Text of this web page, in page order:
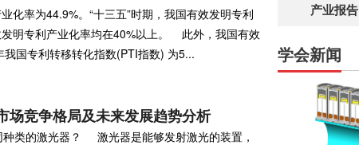
产业报告
学会新闻
化率为44.9%。“十三五”时期，我国有效发明专利
明专利产业化率均在40%以上。 此外，我国有效
国专利转移转化指数(PTI指数) 为5...
场竞争格局及未来发展趋势分析
类的激光器？ 激光器是能够发射激光的装置，